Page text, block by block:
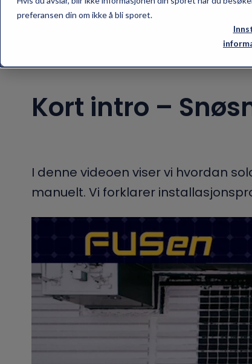
preferansen din om ikke å bli sporet.
Kort intro –
I denne videoen viser vi hvordan
manuelt. Vi forklarer